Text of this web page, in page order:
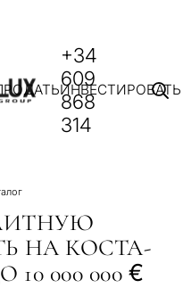
ИНВЕСТИРОВАТЬ
+34
609
868
314
НА КОСТА-
000 000 €